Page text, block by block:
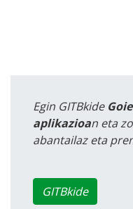
Egin GITBkide
aplikazioan eta
abantailaz eta
GITBkide